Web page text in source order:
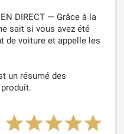
DIRECT — Grâce à la
sait si vous avez été
de voiture et appelle les
un résumé des